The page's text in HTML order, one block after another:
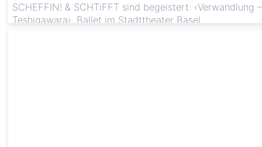
SCHEFFIN! & SCHTiFFT sind begeistert: ‹Verwandlung –
Teshigawara›, Ballet im Stadttheater Basel